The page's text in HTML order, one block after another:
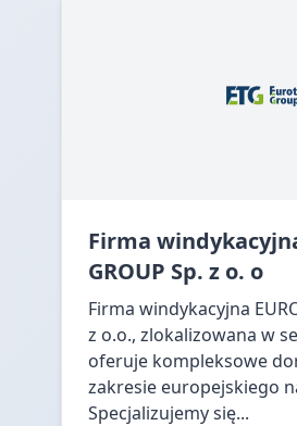
Firma
GROUP Sp. z o. o
Firma windykacyjna
z o.o., zlokalizowana w
oferuje kompleksowe
zakresie europejskiego
Specjalizujemy się...